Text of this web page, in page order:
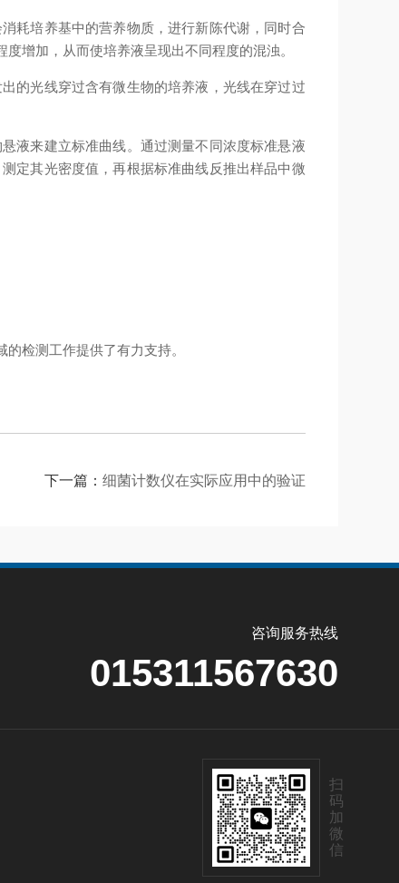
耗培养基中的营养物质，进行新陈代谢，同时合
增加，从而使培养液呈现出不同程度的混浊。
的光线穿过含有微生物的培养液，光线在穿过过
液来建立标准曲线。通过测量不同浓度标准悬液
定其光密度值，再根据标准曲线反推出样品中微
检测工作提供了有力支持。
下一篇： 细菌计数仪在实际应用中的验证
咨询服务热线
015311567630
扫
码
加
微
信